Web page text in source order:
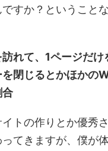
すか？ということな
れて、1ページだけ
閉じるとかほかの
合
トの作りとか優秀
てきますが、僕が